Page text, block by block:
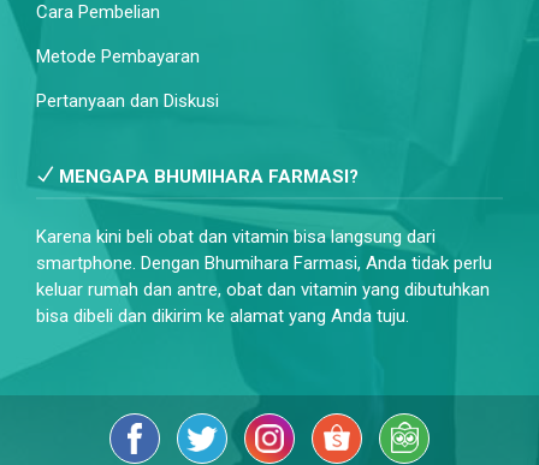
Cara Pembelian
Metode Pembayaran
Pertanyaan dan Diskusi
MENGAPA BHUMIHARA FARMASI?
Karena kini beli obat dan vitamin bisa langsung dari
smartphone. Dengan Bhumihara Farmasi, Anda tidak perlu
keluar rumah dan antre, obat dan vitamin yang dibutuhkan
bisa dibeli dan dikirim ke alamat yang Anda tuju.